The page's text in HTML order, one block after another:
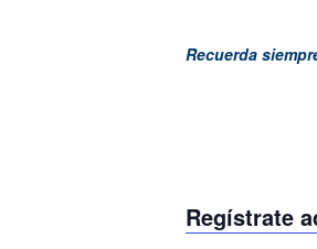
Recuerda
Regístrate